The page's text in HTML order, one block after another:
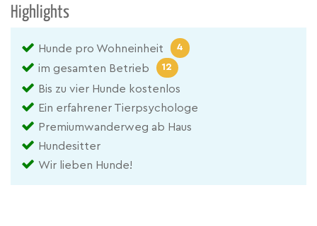
Highlights
Hunde pro Wohneinheit 4
im gesamten Betrieb 12
Bis zu vier Hunde kostenlos
Ein erfahrener Tierpsychologe
Premiumwanderweg ab Haus
Hundesitter
Wir lieben Hunde!